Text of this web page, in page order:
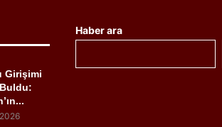
Girişimi
Buldu:
Haber ara